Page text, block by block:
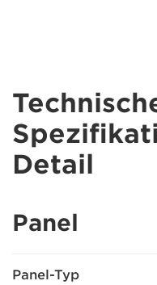
Detail
Panel
Panel-Typ